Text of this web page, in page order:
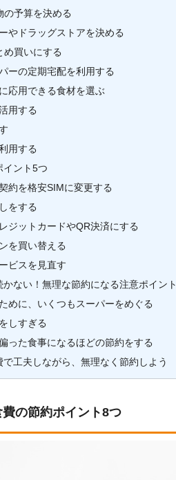
の予算を決める
やドラッグストアを決める
め買いにする
ーの定期宅配を利用する
応用できる食材を選ぶ
用する
用する
イント5つ
約を格安SIMに変更する
をする
ジットカードやQR決済にする
を買い替える
ビスを見直す
かない！無理な節約になる注意ポイント
めに、いくつもスーパーをめぐる
しすぎる
った食事になるほどの節約をする
で工夫しながら、無理なく節約しよう
の節約ポイント8つ